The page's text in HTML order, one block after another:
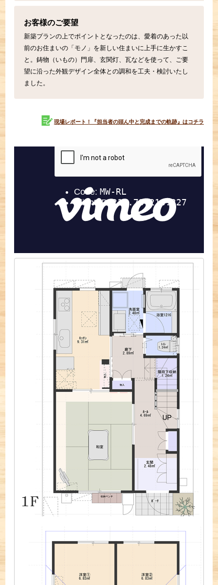
お客様のご要望
新築プランの上でポイントとなったのは、愛着のあった以
前のお住まいの「モノ」を新しい住まいに上手に生かすこ
と。鋳物（いもの）門扉、玄関灯、瓦などを使って、ご要
望に沿った外観デザイン全体との調和を工夫・検討いたし
ました。
現場レポート！『担当者の頭ん中と完成までの軌跡』はコチラ